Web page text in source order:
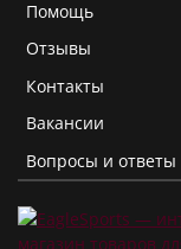
Помощь
Отзывы
Контакты
Вакансии
Вопросы и ответы